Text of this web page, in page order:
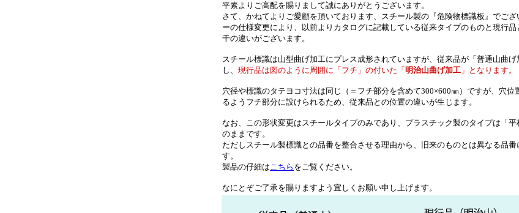
平素よりご高配を賜りまして誠にありがとうございます。
さて、かねてよりご愛顧を頂いております、スチール製の『危険物標識板』でござ
ーの仕様変更により、以前よりカタログに記載している従来タイプのものと現行
干の違いがございます。
スチール標識は山型曲げ加工にプレス成形されていますが、従来品が「普通山曲
し、 現行品は図のように周囲に「フチ」の付いた「 明治山曲げ加工 」となります。
穴径や標識のタテヨコ寸法は同じ（＝フチ部分を含めて300×600㎜）ですが、穴位
るようフチ部分に設けられるため、従来品との位置の違いが生じます。
なお、この形状変更はスチールタイプのみであり、プラスチック製のタイプは「
のままです。
ただしスチール製標識との品番を整合させる理由から、旧来のものとは異なる品番
す。
製品の仔細はこちら をご覧ください。
なにとぞご了承を賜りますよう宜しくお願い申し上げます。